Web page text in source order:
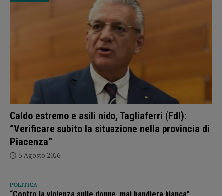
Caldo estremo e asili nido, Tagliaferri (FdI):
“Verificare subito la situazione nella provincia di
Piacenza”
5 Agosto 2026
POLITICA
“Contro la violenza sulle donne, mai bandiera bianca”,